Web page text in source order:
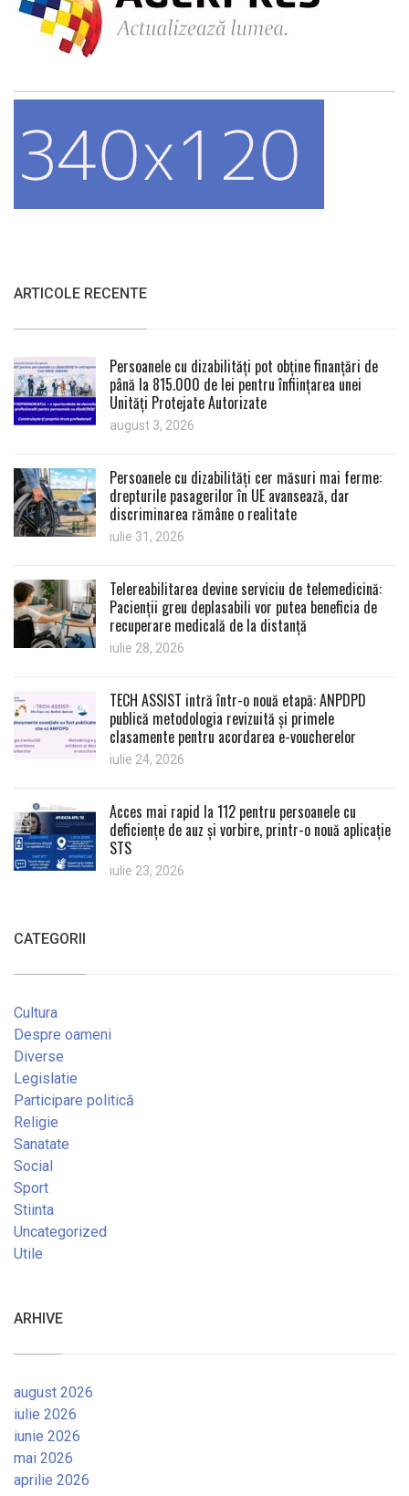
ARTICOLE RECENTE
Persoanele cu dizabilități pot obține finanțări de
până la 815.000 de lei pentru înființarea unei
Unități Protejate Autorizate
august 3, 2026
Persoanele cu dizabilități cer măsuri mai ferme:
drepturile pasagerilor în UE avansează, dar
discriminarea rămâne o realitate
iulie 31, 2026
Telereabilitarea devine serviciu de telemedicină:
Pacienții greu deplasabili vor putea beneficia de
recuperare medicală de la distanță
iulie 28, 2026
TECH ASSIST intră într-o nouă etapă: ANPDPD
publică metodologia revizuită și primele
clasamente pentru acordarea e-voucherelor
iulie 24, 2026
Acces mai rapid la 112 pentru persoanele cu
deficiențe de auz și vorbire, printr-o nouă aplicație
STS
iulie 23, 2026
CATEGORII
Cultura
Despre oameni
Diverse
Legislatie
Participare politică
Religie
Sanatate
Social
Sport
Stiinta
Uncategorized
Utile
ARHIVE
august 2026
iulie 2026
iunie 2026
mai 2026
aprilie 2026